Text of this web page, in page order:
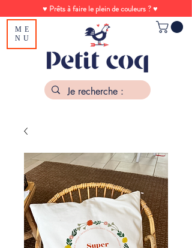
♥ Prêts à faire le plein de couleurs ? ♥
ME
NU